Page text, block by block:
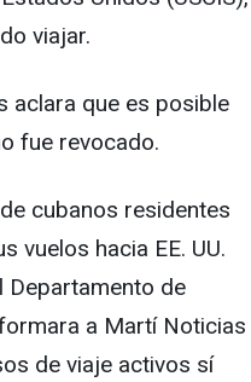
viajar.
aclara que es posible
fue revocado.
cubanos residentes
vuelos hacia EE. UU.
Departamento de
a Martí Noticias
de viaje activos sí